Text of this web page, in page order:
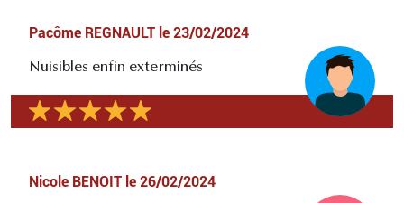
Pacôme REGNAULT le 23/02/2024
Nuisibles enfin exterminés
Nicole BENOIT le 26/02/2024